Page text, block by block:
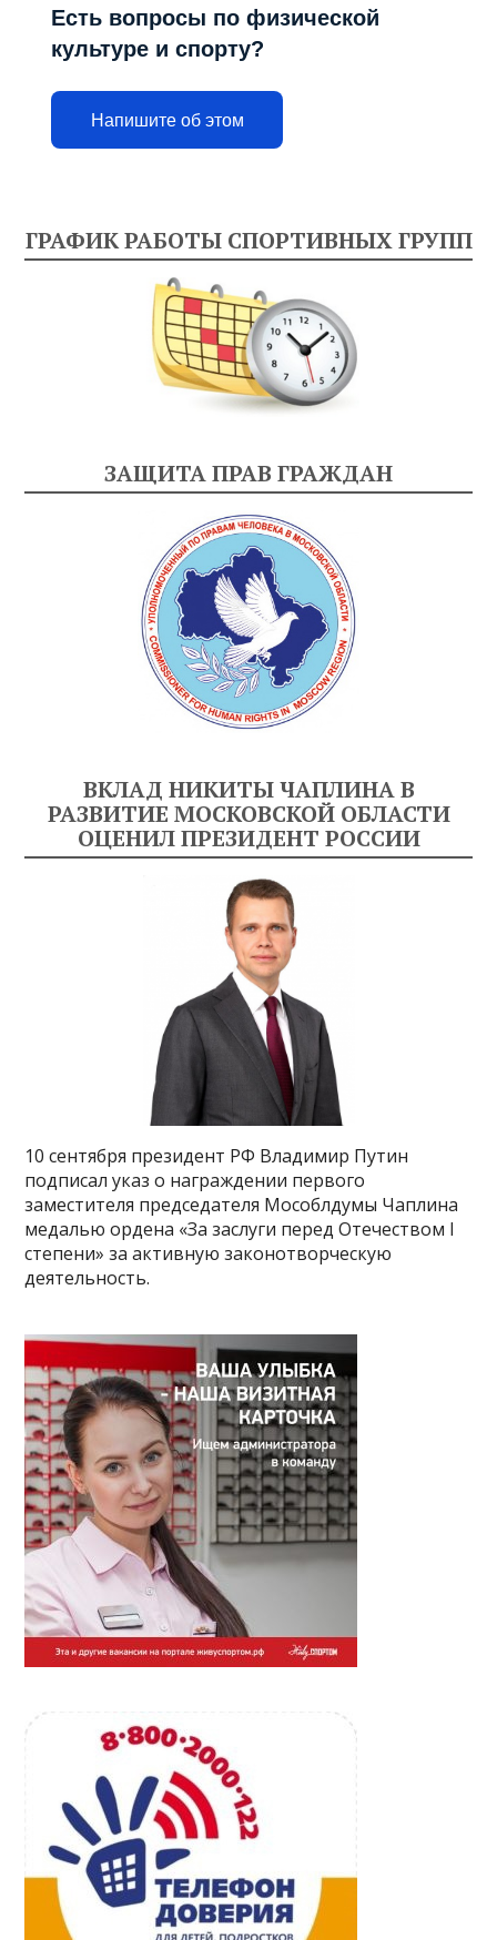
Есть вопросы по физической
культуре и спорту?
Напишите об этом
ГРАФИК РАБОТЫ СПОРТИВНЫХ ГРУПП
ЗАЩИТА ПРАВ ГРАЖДАН
ВКЛАД НИКИТЫ ЧАПЛИНА В
РАЗВИТИЕ МОСКОВСКОЙ ОБЛАСТИ
ОЦЕНИЛ ПРЕЗИДЕНТ РОССИИ
10 сентября президент РФ Владимир Путин
подписал указ о награждении первого
заместителя председателя Мособлдумы Чаплина
медалью ордена «За заслуги перед Отечеством I
степени» за активную законотворческую
деятельность.